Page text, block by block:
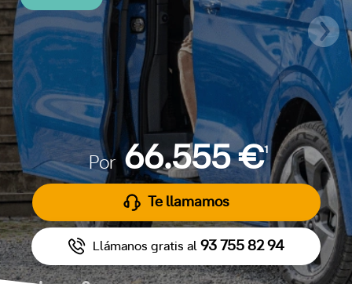
Por 66.555 €1
Te llamamos
Llámanos gratis al 93 755 82 94